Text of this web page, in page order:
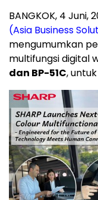
BANGKOK, 4 Juni,
(Asia Business
mengumumkan
multifungsi digital
dan BP-51C,